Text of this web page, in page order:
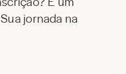
jornada na